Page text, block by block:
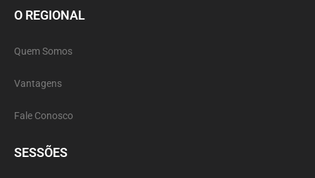
O REGIONAL
Quem Somos
Vantagens
Fale Conosco
SESSÕES